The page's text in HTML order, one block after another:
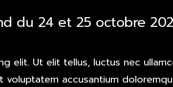
du 24 et 25 octobre
elit. Ut elit tellus, luctus nec
accusantium